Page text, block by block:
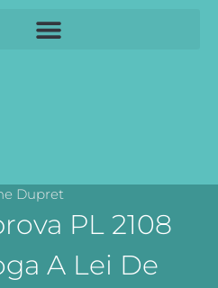
Dupret
PL 2108
A Lei De